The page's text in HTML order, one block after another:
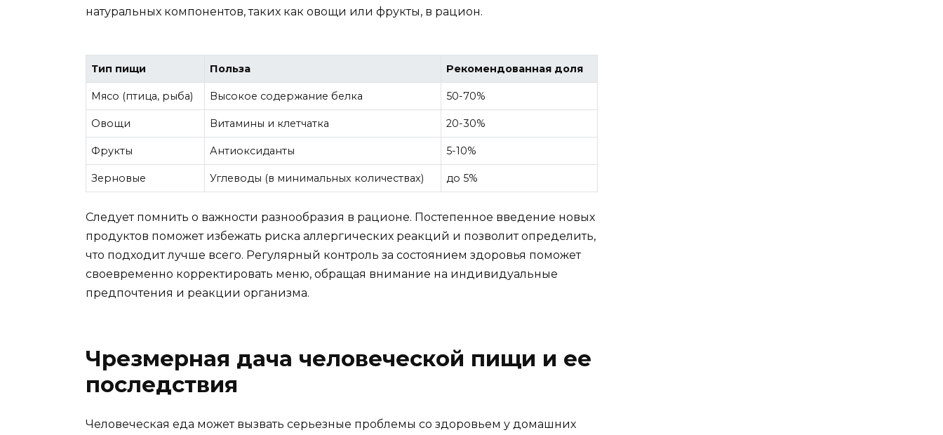
натуральных компонентов, таких как овощи или фрукты, в рацион.
Тип пищи Польза Рекомендованная доля
Мясо (птица, рыба) Высокое содержание белка 50-70%
Овощи Витамины и клетчатка 20-30%
Фрукты Антиоксиданты 5-10%
Зерновые Углеводы (в минимальных количествах) до 5%
Следует помнить о важности разнообразия в рационе. Постепенное введение новых
продуктов поможет избежать риска аллергических реакций и позволит определить,
что подходит лучше всего. Регулярный контроль за состоянием здоровья поможет
своевременно корректировать меню, обращая внимание на индивидуальные
предпочтения и реакции организма.
Чрезмерная дача человеческой пищи и ее
последствия
Человеческая еда может вызвать серьезные проблемы со здоровьем у домашних